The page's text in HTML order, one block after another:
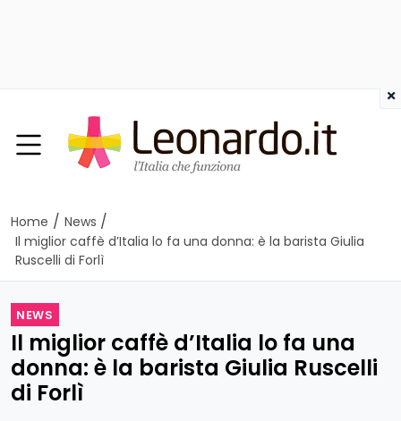
Home / News /
Il miglior caffè d’Italia lo fa una donna: è la barista Giulia
Ruscelli di Forlì
NEWS
Il miglior caffè d’Italia lo fa una
donna: è la barista Giulia Ruscelli
di Forlì
×